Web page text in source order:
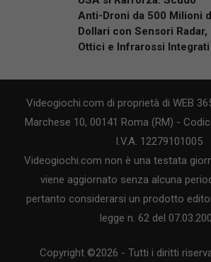
Anti-Droni da 500 Milioni
Dollari con Sensori Radar,
Ottici e Infrarossi Integrati
Videogiochi.com di proprietà di WEB
Marchese 10, 00141 Roma (RM) -
I.V.A. 12279101005
Videogiochi.com non è una testata
viene aggiornato senza alcuna
pertanto considerarsi un prodotto
legge n. 62 del
Copyright ©2026 - Tutti i diritti